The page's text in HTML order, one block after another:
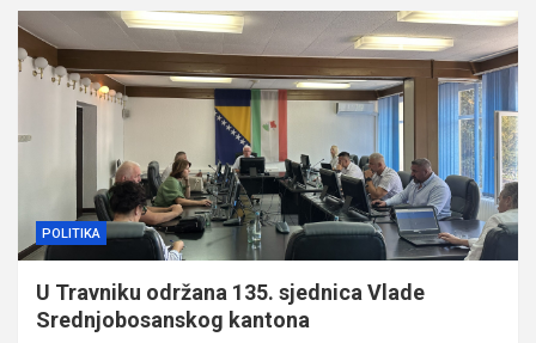
POLITIKA
U Travniku održana 135. sjednica Vlade
Srednjobosanskog kantona